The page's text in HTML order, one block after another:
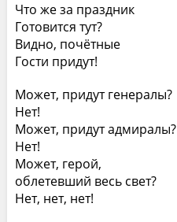
Что же за праздник
Готовится тут?
Видно, почётные
Гости придут!
Может, придут генералы?
Нет!
Может, придут адмиралы?
Нет!
Может, герой,
облетевший весь свет?
Нет, нет, нет!